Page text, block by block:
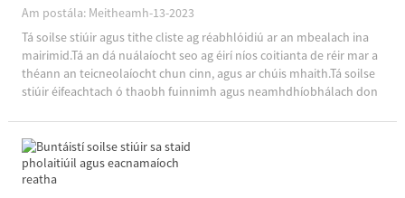
Am postála: Meitheamh-13-2023
Tá soilse stiúir agus tithe cliste ag réabhlóidiú ar an mbealach ina
mairimid.Tá an dá nuálaíocht seo ag éirí níos coitianta de réir mar a
théann an teicneolaíocht chun cinn, agus ar chúis mhaith.Tá soilse
stiúir éifeachtach ó thaobh fuinnimh agus neamhdhíobhálach don
mhéadaithe ar fáil.Glacaimis...